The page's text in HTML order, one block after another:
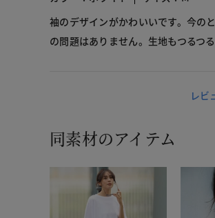
袖のデザインがかわいいです。今の
の問題はありません。生地もつるつ
レビ
同素材のアイテム